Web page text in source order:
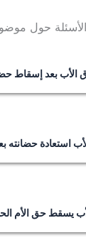
حول
الأب بعد إسقاط
استعادة حضانته
يسقط حق الأم